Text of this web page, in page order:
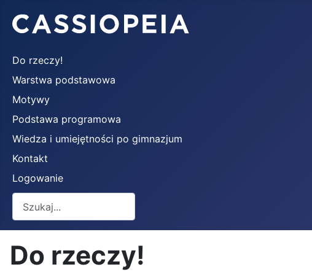
Do rzeczy!
Warstwa podstawowa
Motywy
Podstawa programowa
Wiedza i umiejętności po gimnazjum
Kontakt
Logowanie
Do rzeczy!